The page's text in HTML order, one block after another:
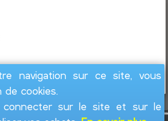
suivre ces finances
navigation sur ce site, vous
de cookies.
connecter sur le site et sur le